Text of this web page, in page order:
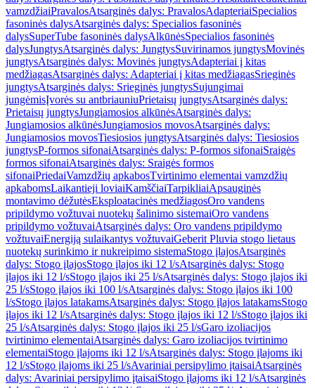
vamzdžiaiPravalosAtsarginės dalys: PravalosAdapteriaiSpecialios
fasoninės dalysAtsarginės dalys: Specialios fasoninės
dalysSuperTube fasoninės dalysAlkūnėsSpecialios fasoninės
dalysJungtysAtsarginės dalys: JungtysSuvirinamos jungtysMovinės
jungtysAtsarginės dalys: Movinės jungtysAdapteriai į kitas
medžiagasAtsarginės dalys: Adapteriai į kitas medžiagasSrieginės
jungtysAtsarginės dalys: Srieginės jungtysSujungimai
jungėmisĮvorės su antbriauniuPrietaisų jungtysAtsarginės dalys:
Prietaisų jungtysJungiamosios alkūnėsAtsarginės dalys:
Jungiamosios alkūnėsJungiamosios movosAtsarginės dalys:
Jungiamosios movosTiesiosios jungtysAtsarginės dalys: Tiesiosios
jungtysP-formos sifonaiAtsarginės dalys: P-formos sifonaiSraigės
formos sifonaiAtsarginės dalys: Sraigės formos
sifonaiPriedaiVamzdžių apkabosTvirtinimo elementai vamzdžių
apkabomsLaikantieji loviaiKamščiaiTarpikliaiApsauginės
montavimo dėžutėsEksploatacinės medžiagosOro vandens
pripildymo vožtuvai nuotekų šalinimo sistemaiOro vandens
pripildymo vožtuvaiAtsarginės dalys: Oro vandens pripildymo
vožtuvaiEnergiją sulaikantys vožtuvaiGeberit Pluvia stogo lietaus
nuotekų surinkimo ir nukreipimo sistemaStogo įlajosAtsarginės
dalys: Stogo įlajosStogo įlajos iki 12 l/sAtsarginės dalys: Stogo
įlajos iki 12 l/sStogo įlajos iki 25 l/sAtsarginės dalys: Stogo įlajos iki
25 l/sStogo įlajos iki 100 l/sAtsarginės dalys: Stogo įlajos iki 100
l/sStogo įlajos latakamsAtsarginės dalys: Stogo įlajos latakamsStogo
įlajos iki 12 l/sAtsarginės dalys: Stogo įlajos iki 12 l/sStogo įlajos iki
25 l/sAtsarginės dalys: Stogo įlajos iki 25 l/sGaro izoliacijos
tvirtinimo elementaiAtsarginės dalys: Garo izoliacijos tvirtinimo
elementaiStogo įlajoms iki 12 l/sAtsarginės dalys: Stogo įlajoms iki
12 l/sStogo įlajoms iki 25 l/sAvariniai persipylimo įtaisaiAtsarginės
dalys: Avariniai persipylimo įtaisaiStogo įlajoms iki 12 l/sAtsarginės